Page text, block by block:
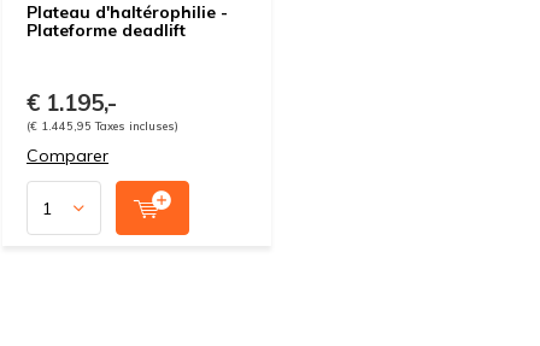
Plateau d'haltérophilie -
Plateforme deadlift
€ 1.195,-
(€ 1.445,95 Taxes incluses)
Comparer